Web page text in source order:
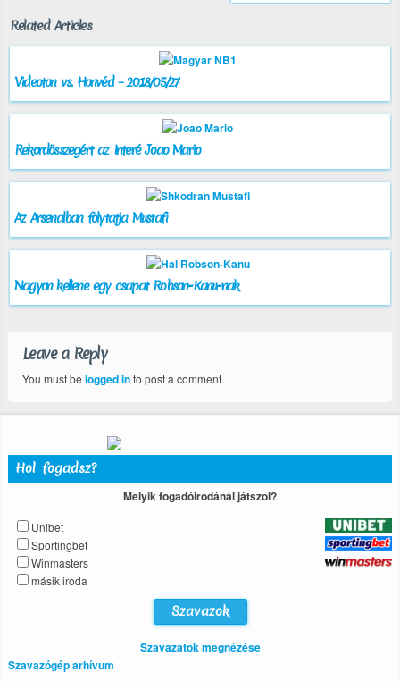
Related Articles
Videoton vs. Honvéd – 2018/05/27
Rekordösszegért az Interé Joao Mario
Az Arsenalban folytatja Mustafi
Nagyon kellene egy csapat Robson-Kanu-nak
Leave a Reply
You must be logged into post a comment.
Hol fogadsz?
Melyik fogadóirodánál játszol?
Unibet
Sportingbet
Winmasters
másik iroda
Szavazatok megnézése
Szavazógép arhívum